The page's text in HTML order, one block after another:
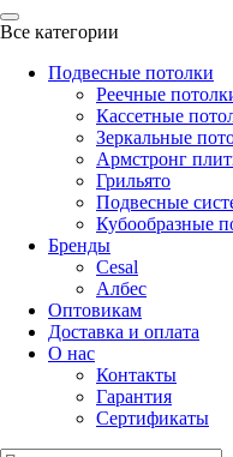
Все категории
Подвесные потолки
Реечные
Кассетные
Зеркальные
Армстронг
Грильято
Подвесные
Кубообразные
Бренды
Cesal
Албес
Оптовикам
Доставка и оплата
О нас
Контакты
Гарантия
Сертификаты